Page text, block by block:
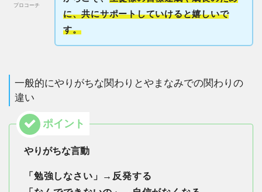
プロコーチ
に、共にサポートしていけると嬉しいで
す。
一般的にやりがちな関わりとやまなみでの関わりの
違い
やりがちな言動
「勉強しなさい」→反発する